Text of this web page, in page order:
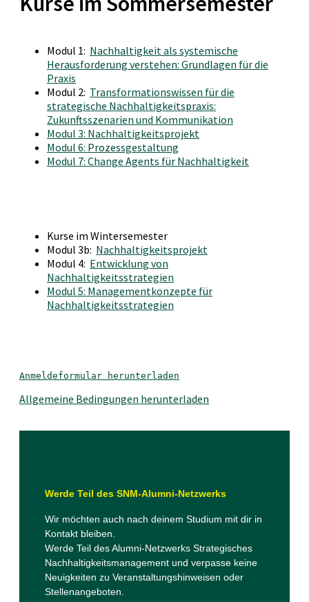
Modul 1: Nachhaltigkeit als systemische
Herausforderung verstehen: Grundlagen für die
Praxis
Modul 2: Transformationswissen für die
strategische Nachhaltigkeitspraxis:
Zukunftsszenarien und Kommunikation
Modul 3: Nachhaltigkeitsprojekt
Modul 6: Prozessgestaltung
Modul 7: Change Agents für Nachhaltigkeit
Kurse im Wintersemester
Modul 3b: Nachhaltigkeitsprojekt
Modul 4: Entwicklung von
Nachhaltigkeitsstrategien
Modul 5: Managementkonzepte für
Nachhaltigkeitsstrategien
Anmeldeformular herunterladen
Allgemeine Bedingungen herunterladen